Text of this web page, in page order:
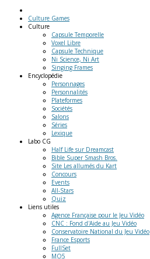
Culture Games
Culture
Capsule Temporelle
Voxel Libre
Capsule Technique
Ni Science, Ni Art
Singing Frames
Encyclopédie
Personnages
Personnalités
Plateformes
Sociétés
Salons
Séries
Lexique
Labo CG
Half Life sur Dreamcast
Bible Super Smash Bros.
Site Les allumés du Kart
Concours
Events
All-Stars
Quiz
Liens utiles
Agence Française pour le Jeu Vidéo
CNC : Fond d'Aide au Jeu Vidéo
Conservatoire National du Jeu Vidéo
France Esports
FullSet
MO5